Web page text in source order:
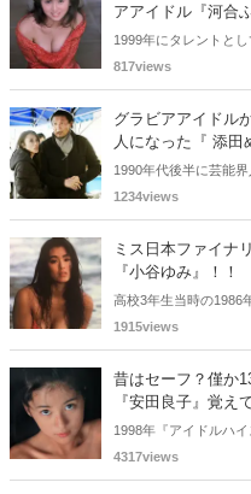
アアイドル『河合
1999年にタレントと
されていた河合ふゆみ
817views
グラビアアイドル
人になった『 添田
1990年代後半に芸能
そして現在は〇〇の代
1234views
ミス日本ファイナ
『小谷ゆみ』！！
高校3年生当時の1986
所属していた小谷ゆみ
1915views
昔はセーフ？僅か
『安田良子』覚え
1998年『アイドルハ
こ」として国仲涼子さ
4317views